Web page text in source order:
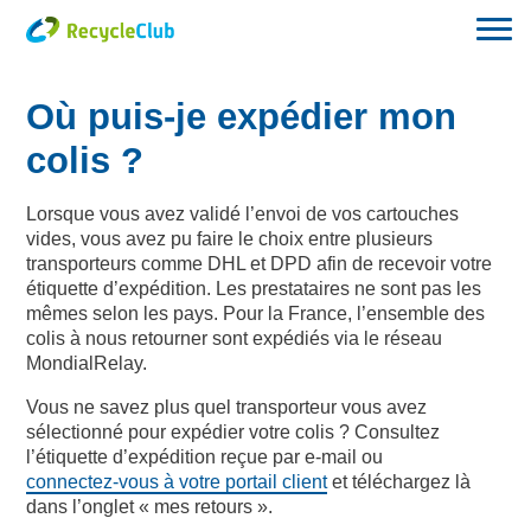
Où puis-je expédier mon
colis ?
Lorsque vous avez validé l’envoi de vos cartouches
vides, vous avez pu faire le choix entre plusieurs
transporteurs comme DHL et DPD afin de recevoir votre
étiquette d’expédition. Les prestataires ne sont pas les
mêmes selon les pays. Pour la France, l’ensemble des
colis à nous retourner sont expédiés via le réseau
MondialRelay.
Vous ne savez plus quel transporteur vous avez
sélectionné pour expédier votre colis ? Consultez
l’étiquette d’expédition reçue par e-mail ou
connectez-vous à votre portail clientet téléchargez là
dans l’onglet « mes retours ».